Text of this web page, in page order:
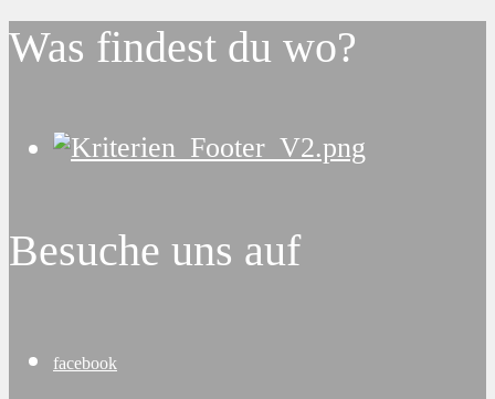
Was findest du wo?
Besuche uns auf
facebook